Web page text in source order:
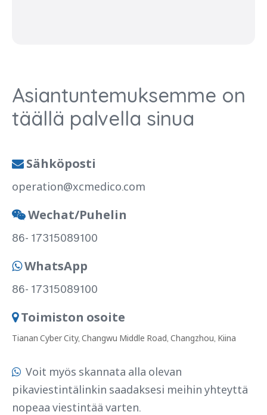
Asiantuntemuksemme on
täällä palvella sinua
 Sähköposti
operation@xcmedico.com
 Wechat/Puhelin
86- 17315089100
 WhatsApp
86- 17315089100
 Toimiston osoite
Tianan Cyber ​​City, Changwu Middle Road, Changzhou, Kiina
 Voit myös skannata alla olevan
pikaviestintälinkin saadaksesi meihin yhteyttä
nopeaa viestintää varten.